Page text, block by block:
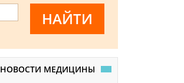
НОВОСТИ МЕДИЦИНЫ